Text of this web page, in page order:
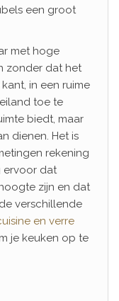
een groot
met hoge
zonder dat het
in een ruime
toe te
biedt, maar
dienen. Het is
rekening
ervoor dat
zijn en dat
verschillende
en verre
je keuken op te